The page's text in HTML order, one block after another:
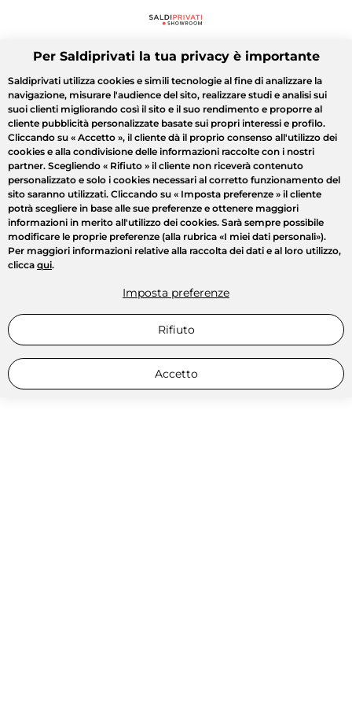
Per Saldiprivati la tua privacy è importante
Saldiprivati utilizza cookies e simili tecnologie al fine di analizzare la
navigazione, misurare l'audience del sito, realizzare studi e analisi sui
suoi clienti migliorando così il sito e il suo rendimento e proporre al
cliente pubblicità personalizzate basate sui propri interessi e profilo.
Cliccando su « Accetto », il cliente dà il proprio consenso all'utilizzo dei
cookies e alla condivisione delle informazioni raccolte con i nostri
partner. Scegliendo « Rifiuto » il cliente non riceverà contenuto
personalizzato e solo i cookies necessari al corretto funzionamento del
sito saranno utilizzati. Cliccando su « Imposta preferenze » il cliente
potrà scegliere in base alle sue preferenze e ottenere maggiori
informazioni in merito all'utilizzo dei cookies. Sarà sempre possibile
modificare le proprie preferenze (alla rubrica «I miei dati personali»).
Per maggiori informazioni relative alla raccolta dei dati e al loro utilizzo,
clicca qui.
Imposta preferenze
Rifiuto
Accetto